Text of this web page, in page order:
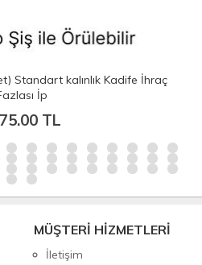
Standart kalınlık Kadife İhraç
İp
TL
MÜŞTERİ HİZMETLERİ
İletişim